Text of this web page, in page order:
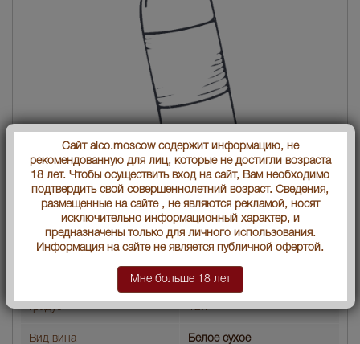
Alvisa Five Continents Pinot Grigio Вино Пять Континентов
Пино Гриджио Алвиса
Страна производства Россия
0.75 л
Градус 12.7
Вид вина Белое сухое
Сайт alco.moscow содержит информацию, не
рекомендованную для лиц, которые не достигли возраста
18 лет. Чтобы осуществить вход на сайт, Вам необходимо
подтвердить свой совершеннолетний возраст. Сведения,
размещенные на сайте , не являются рекламой, носят
исключительно информационный характер, и
предназначены только для личного использования.
Информация на сайте не является публичной офертой.
Мне больше 18 лет